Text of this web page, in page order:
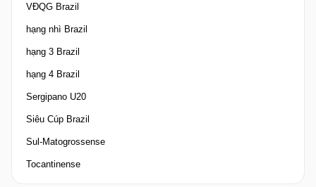
VĐQG Brazil
hạng nhì Brazil
hạng 3 Brazil
hạng 4 Brazil
Sergipano U20
Siêu Cúp Brazil
Sul-Matogrossense
Tocantinense